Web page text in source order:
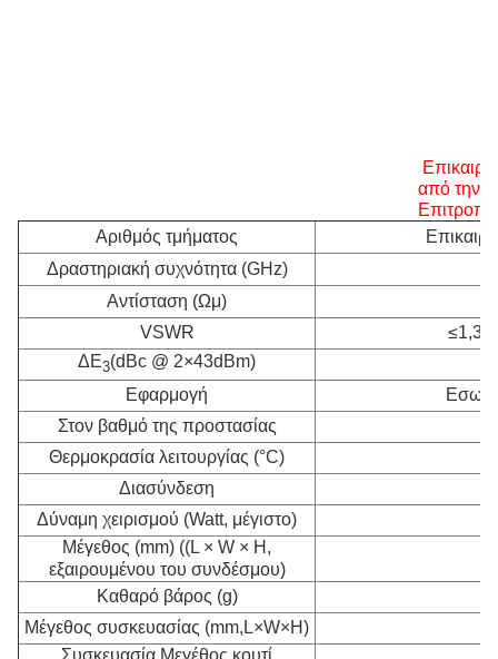
από την
Αριθμός τμήματος
Δραστηριακή συχνότητα (GHz)
Αντίσταση (Ωμ)
VSWR
≤1,30
ΔΕ3(dBc @ 2×43dBm)
Εφαρμογή
Στον βαθμό της προστασίας
Θερμοκρασία λειτουργίας (°C)
Διασύνδεση
Δύναμη χειρισμού (Watt, μέγιστο)
Μέγεθος (mm) ((L × W × H,
εξαιρουμένου του συνδέσμου)
Καθαρό βάρος (g)
Μέγεθος συσκευασίας (mm,L×W×H)
Συσκευασία Μεγέθος κουτί